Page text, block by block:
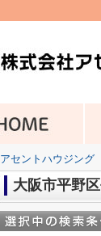
アセントハウジング
大阪市平野